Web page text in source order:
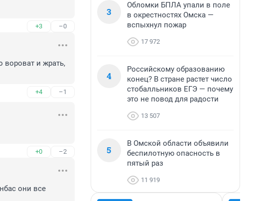
+3 –0
вороват и жрать,
+4 –1
+0 –2
они все
3
Обломки БПЛА упали в поле
в окрестностях Омска —
вспыхнул пожар
17 972
4
Российскому образованию
конец? В стране растет число
стобалльников ЕГЭ — почему
это не повод для радости
13 507
5
В Омской области объявили
беспилотную опасность в
пятый раз
11 919